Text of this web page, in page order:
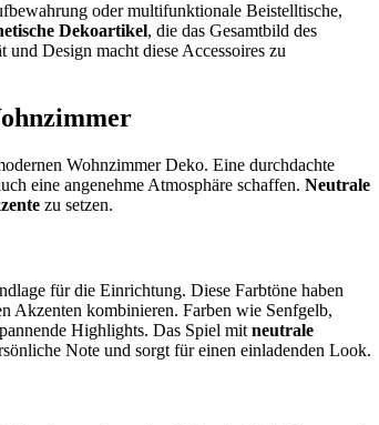
oder multifunktionale Beistelltische,
Dekoartikel, die das Gesamtbild des
Design macht diese Accessoires zu
Wohnzimmer Deko. Eine durchdachte
eine angenehme Atmosphäre schaffen. Neutrale
zu setzen.
für die Einrichtung. Diese Farbtöne haben
Akzenten kombinieren. Farben wie Senfgelb,
Highlights. Das Spiel mit neutrale
Note und sorgt für einen einladenden Look.